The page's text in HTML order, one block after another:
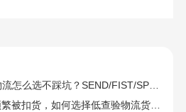
FIST/SPN官方认证物流商，只有这家敢承诺“准达率第一”
扣货，如何选择低查验物流货代？